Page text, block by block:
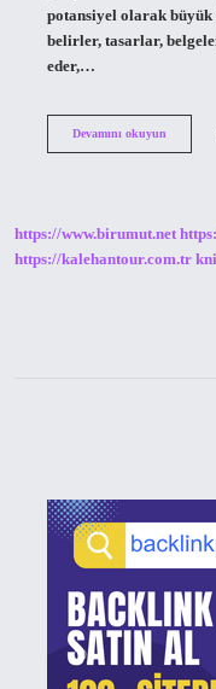
potansiyel olarak
belirler, tasarlar,
eder,…
Devamını okuyunYazılım
https://www.birumut.net
https://kalehantour.com.tr